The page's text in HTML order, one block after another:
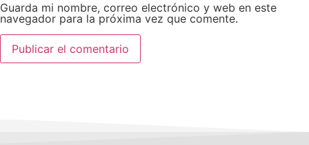
Guarda mi nombre, correo electrónico y web en este
navegador para la próxima vez que comente.